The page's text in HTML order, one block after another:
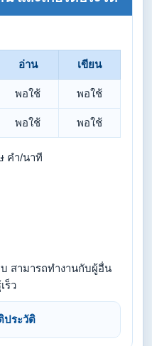
อ่าน เขียน
พอใช้ พอใช้
พอใช้ พอใช้
คำ/นาที
สามารถทำงานกับผู้อื่น
ร็ว
ประวัติ